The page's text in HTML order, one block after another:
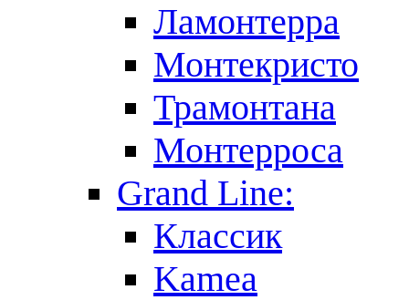
Ламонтерра
Монтекристо
Трамонтана
Монтерроса
Grand Line:
Классик
Kamea